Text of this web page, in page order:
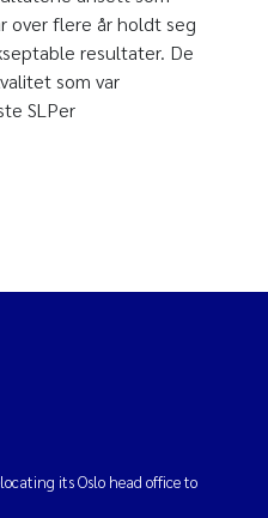
over flere år holdt seg
resultater. De
som var
SLPer
its Oslo head office to